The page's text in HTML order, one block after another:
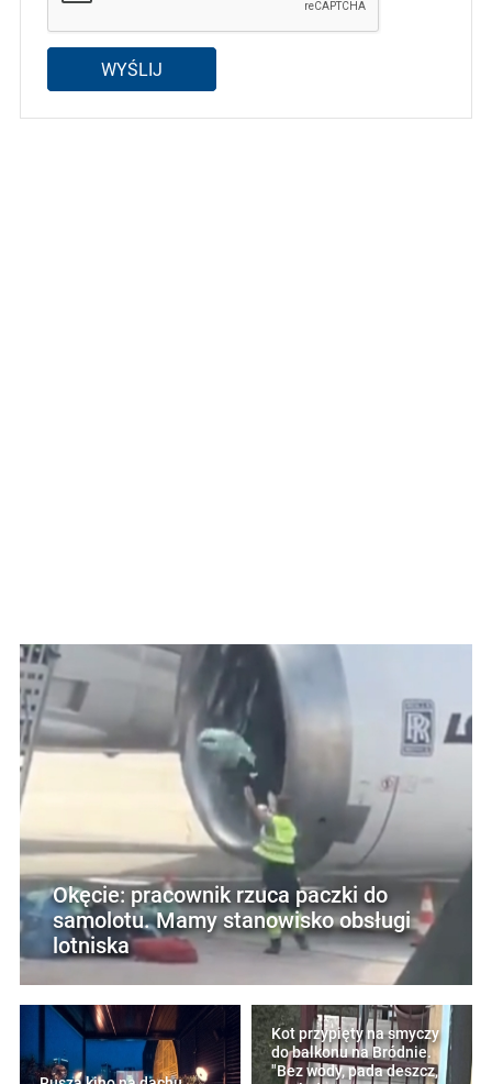
WYŚLIJ
Okęcie: pracownik rzuca paczki do
samolotu. Mamy stanowisko obsługi
lotniska
Kot przypięty na smyczy
do balkonu na Bródnie.
"Bez wody, pada deszcz,